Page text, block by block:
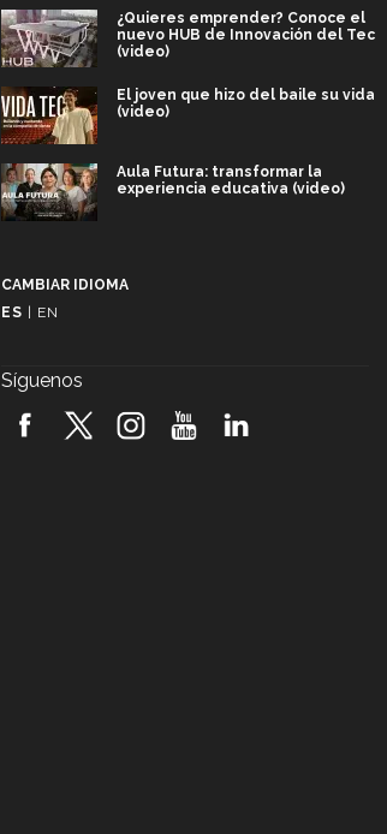
¿Quieres emprender? Conoce el
nuevo HUB de Innovación del Tec
(video)
El joven que hizo del baile su vida
(video)
Aula Futura: transformar la
experiencia educativa (video)
robótica FIRST 2026! (video)
CAMBIAR IDIOMA
ES | EN
Síguenos